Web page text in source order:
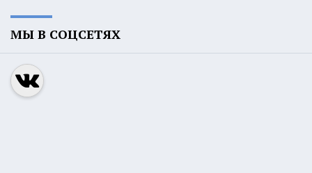
МЫ В СОЦСЕТЯХ